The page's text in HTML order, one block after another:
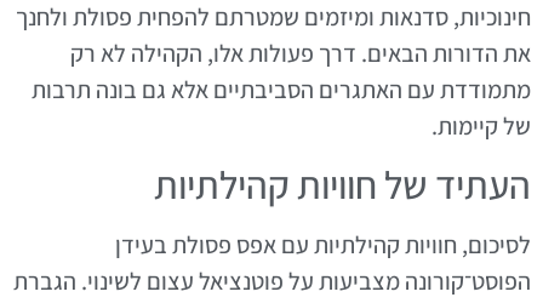
חינוכיות, סדנאות ומיזמים שמטרתם להפחית פסולת ולחנך
את הדורות הבאים. דרך פעולות אלו, הקהילה לא רק
מתמודדת עם האתגרים הסביבתיים אלא גם בונה תרבות
של קיימות.
העתיד של חוויות קהילתיות
לסיכום, חוויות קהילתיות עם אפס פסולת בעידן
הפוסט־קורונה מצביעות על פוטנציאל עצום לשינוי. הגברת